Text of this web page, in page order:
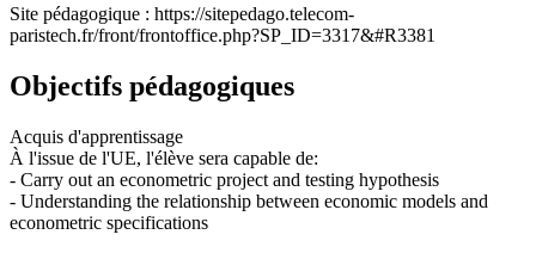
Site pédagogique : https://sitepedago.telecom-
paristech.fr/front/frontoffice.php?SP_ID=3317&#R3381
Objectifs pédagogiques
Acquis d'apprentissage
À l'issue de l'UE, l'élève sera capable de:
- Carry out an econometric project and testing hypothesis
- Understanding the relationship between economic models and
econometric specifications